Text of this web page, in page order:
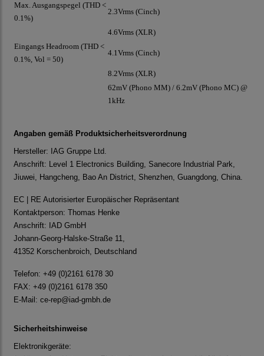
Max. Ausgangspegel (THD <
0.1%)
2.3Vrms (Cinch)
4.6Vrms (XLR)
Eingangs Headroom (THD <
0.1%, Vol = 50)
4.1Vrms (Cinch)
8.2Vrms (XLR)
62mV (Phono MM) / 6.2mV (Phono MC) @
1kHz
Angaben gemäß Produktsicherheitsverordnung
Hersteller: IAG Gruppe Ltd.
Anschrift: Level 1 Electronics Building, Sanecore Industrial Park,
Jiuwei, Hangcheng, Bao An District, Shenzhen, Guangdong, China.
EC | RE Autorisierter Europäischer Repräsentant
Kontaktperson: Thomas Henke
Anschrift: IAD GmbH
Johann-Georg-Halske-Straße 11,
41352 Korschenbroich, Deutschland
Telefon: +49 (0)2161 6178 30
FAX: +49 (0)2161 6178 350
E-Mail: ce-rep@iad-gmbh.de
Sicherheitshinweise
Elektronikgeräte: